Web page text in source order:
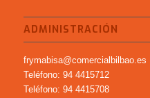
ADMINISTRACIÓN
frymabisa@comercialbilbao.es
Teléfono: 94 4415712
Teléfono: 94 4415708